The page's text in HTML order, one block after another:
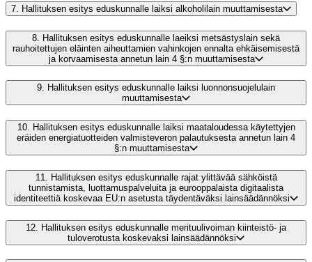
7. Hallituksen esitys eduskunnalle laiksi alkoholilain muuttamisesta
8. Hallituksen esitys eduskunnalle laeiksi metsästyslain sekä
rauhoitettujen eläinten aiheuttamien vahinkojen ennalta ehkäisemisestä
ja korvaamisesta annetun lain 4 §:n muuttamisesta
9. Hallituksen esitys eduskunnalle laiksi luonnonsuojelulain
muuttamisesta
10. Hallituksen esitys eduskunnalle laiksi maataloudessa käytettyjen
eräiden energiatuotteiden valmisteveron palautuksesta annetun lain 4
§:n muuttamisesta
11.
Hallituksen esitys eduskunnalle rajat ylittävää sähköistä
tunnistamista, luottamuspalveluita ja eurooppalaista digitaalista
identiteettiä koskevaa EU:n asetusta täydentäväksi lainsäädännöksi
12. Hallituksen esitys eduskunnalle merituulivoiman kiinteistö- ja
tuloverotusta koskevaksi lainsäädännöksi